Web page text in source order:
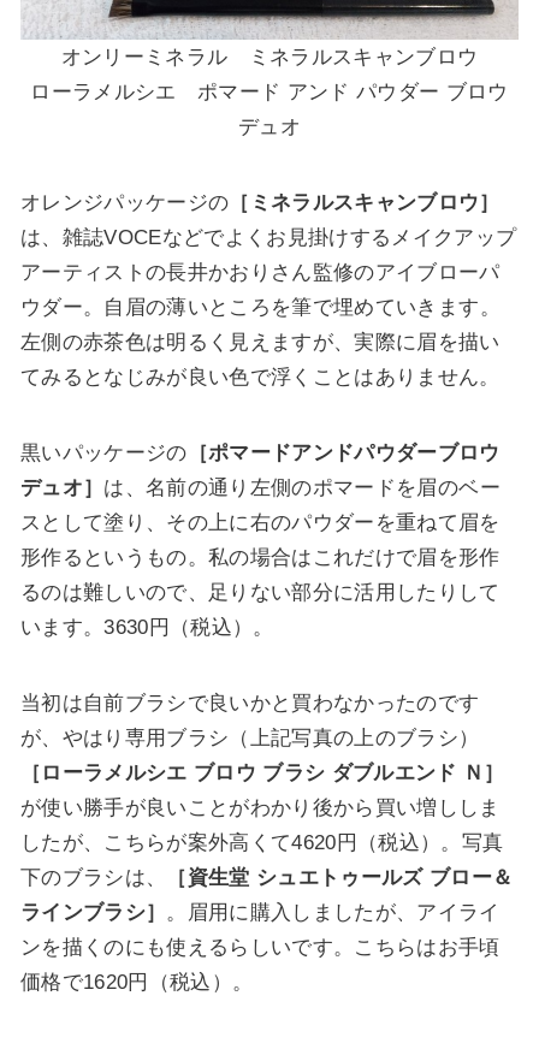
オンリーミネラル ミネラルスキャンブロウ
ローラメルシエ ポマード アンド パウダー ブロウ
デュオ
オレンジパッケージの ［ミネラルスキャンブロウ］
は、雑誌VOCEなどでよくお見掛けするメイクアップ
アーティストの長井かおりさん監修のアイブローパ
ウダー。 自眉の薄いところを筆で埋めていきます。
左側の赤茶色は明るく見えますが、実際に眉を描い
てみるとなじみが良い色で浮くことはありません。
黒いパッケージの ［ポマードアンドパウダーブロウ
デュオ］ は、名前の通り 左側のポマードを眉のベー
スとして塗り、その上に右のパウダーを重ねて眉を
形作る というもの。私の場合はこれだけで眉を形作
るのは難しいので、足りない部分に活用したりして
います。3630円（税込）。
当初は自前ブラシで良いかと買わなかったのです
が、やはり専用ブラシ（上記写真の上のブラシ）
［ローラメルシエ ブロウ ブラシ ダブルエンド Ｎ］
が使い勝手が良いことがわかり後から買い増ししま
したが、こちらが案外高くて4620円（税込）。写真
下のブラシは、
［資生堂 シュエトゥールズ ブロー＆
ラインブラシ］ 。眉用に購入しましたが、アイライ
ンを描くのにも使えるらしいです。こちらはお手頃
価格で1620円（税込）。